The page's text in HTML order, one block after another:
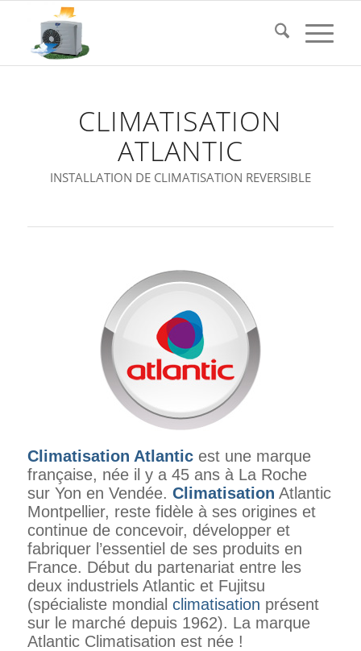
CLIMATISATION
ATLANTIC
INSTALLATION DE CLIMATISATION REVERSIBLE
Climatisation Atlanticest une marque
française, née il y a 45 ans à La Roche
sur Yon en Vendée. Climatisation Atlantic
Montpellier, reste fidèle à ses origines et
continue de concevoir, développer et
fabriquer l’essentiel de ses produits en
France. Début du partenariat entre les
deux industriels Atlantic et Fujitsu
(spécialiste mondial climatisation présent
sur le marché depuis 1962). La marque
Atlantic Climatisation est née !